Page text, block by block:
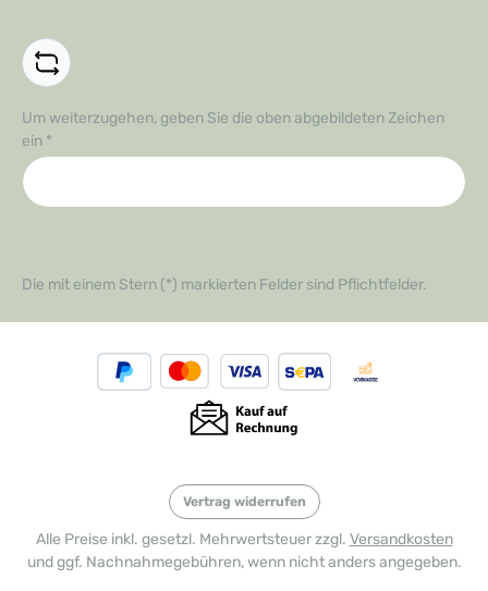
Um weiterzugehen, geben Sie die oben abgebildeten Zeichen
ein *
Die mit einem Stern (*) markierten Felder sind Pflichtfelder.
Vertrag widerrufen
Alle Preise inkl. gesetzl. Mehrwertsteuer zzgl. Versandkosten
und ggf. Nachnahmegebühren, wenn nicht anders angegeben.